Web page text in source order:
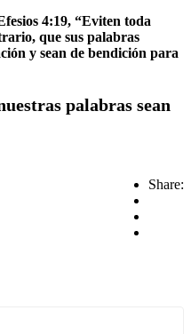
4:19, “Eviten toda
que sus palabras
y sean de bendición para
palabras sean
Share: